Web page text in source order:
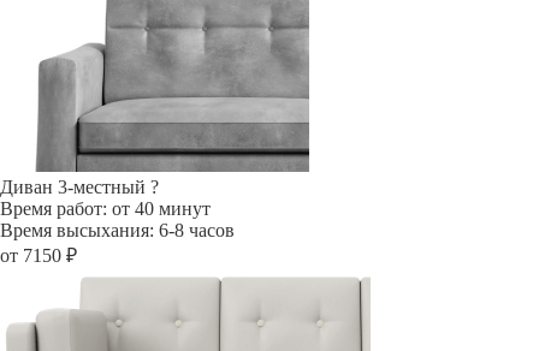
Диван 3-местный ?
Время работ: от 40 минут
Время высыхания: 6-8 часов
от 7150 ₽